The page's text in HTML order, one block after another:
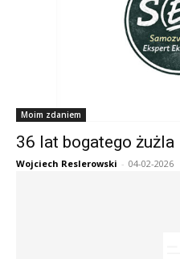
Moim zdaniem
36 lat bogatego żużla
Wojciech Reslerowski - 04-02-2026